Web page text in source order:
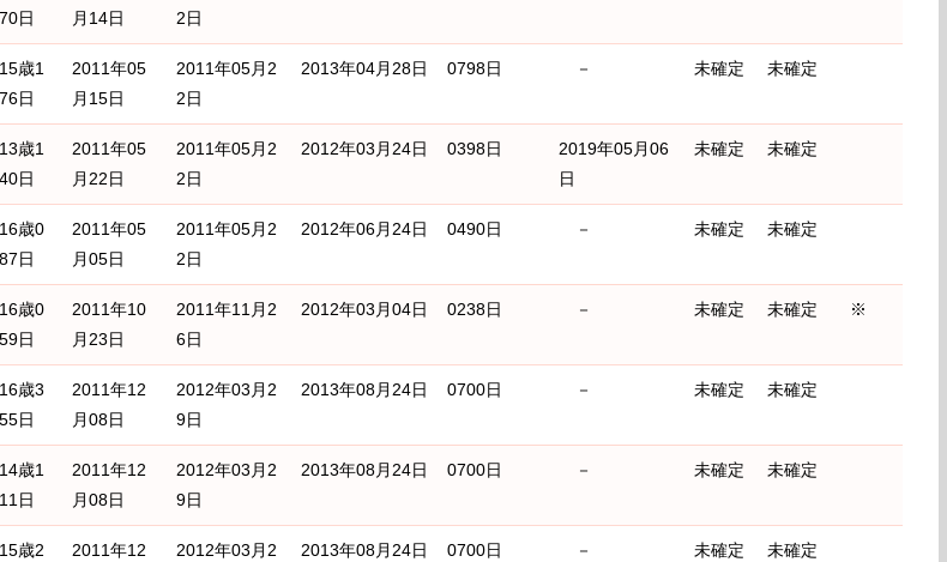
70日
月14日
2日
15歳1
76日
2011年05
月15日
2011年05月2
2日
2013年04月28日 0798日 － 未確定 未確定
13歳1
40日
2011年05
月22日
2011年05月2
2日
2012年03月24日 0398日
2019年05月06
日
未確定 未確定
16歳0
87日
2011年05
月05日
2011年05月2
2日
2012年06月24日 0490日 － 未確定 未確定
16歳0
59日
2011年10
月23日
2011年11月2
6日
2012年03月04日 0238日 － 未確定 未確定 ※
16歳3
55日
2011年12
月08日
2012年03月2
9日
2013年08月24日 0700日 － 未確定 未確定
14歳1
11日
2011年12
月08日
2012年03月2
9日
2013年08月24日 0700日 － 未確定 未確定
15歳2
2011年12
2012年03月2
2013年08月24日 0700日 － 未確定 未確定